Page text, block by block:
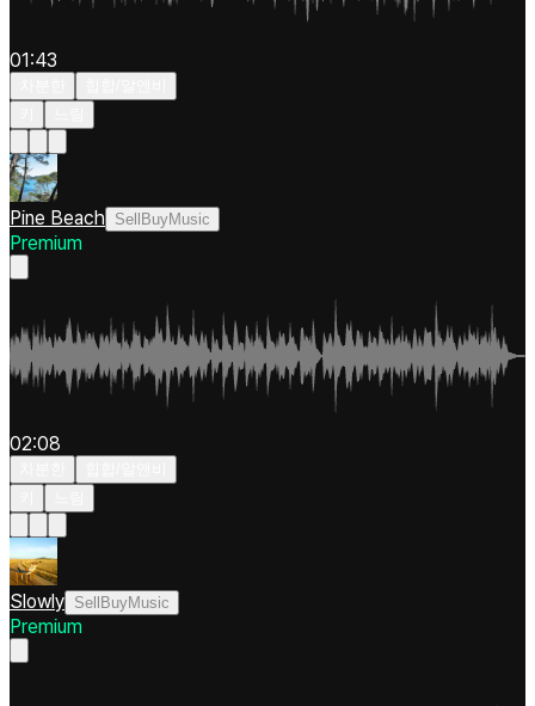
01:43
Pine Beach SellBuyMusic
Premium
02:08
Slowly SellBuyMusic
Premium